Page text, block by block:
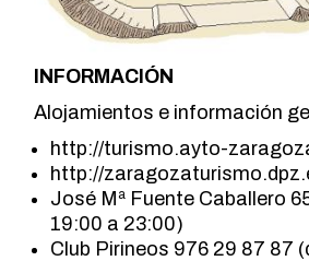
INFORMACIÓN
Alojamientos e información
http://turismo.ayto-
http://
José Mª Fuente Caballero
19:00 a 23:00)
Club Pirineos 976 29 87 87